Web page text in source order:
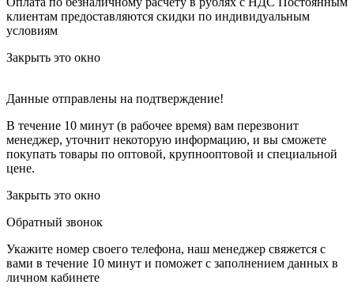
клиентам предоставляются скидки по индивидуальным
условиям
Закрыть это окно
Данные отправлены на подтверждение!
В течение 10 минут (в рабочее время) вам перезвонит
менеджер, уточнит некоторую информацию, и вы сможете
покупать товары по оптовой, крупнооптовой и специальной
цене.
Закрыть это окно
Обратный звонок
Укажите номер своего телефона, наш менеджер свяжется с
вами в течение 10 минут и поможет с заполнением данных в
личном кабинете